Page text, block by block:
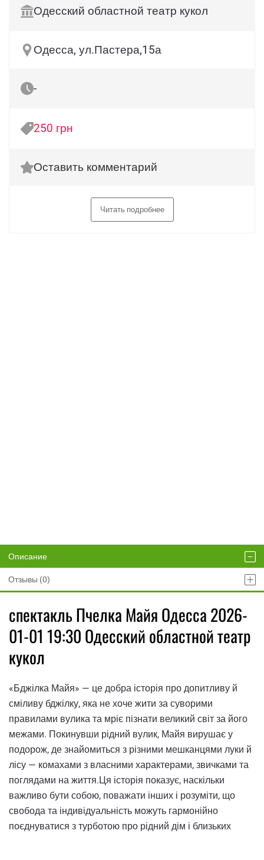
Одесский областной театр кукол
Одесса, ул.Пастера,15а
-
250 грн
Оставить комментарий
Читать подробнее
Описание
Отзывы (0)
спектакль Пчелка Майя Одесса 2026-
01-01 19:30 Одесский областной театр
кукол
«Бджілка Майя» — це добра історія про допитливу й
сміливу бджілку, яка не хоче жити за суворими
правилами вулика та мріє пізнати великий світ за його
межами. Покинувши рідний вулик, Майя вирушає у
подорож, де знайомиться з різними мешканцями луки й
лісу — комахами з власними характерами, звичками та
поглядами на життя.Ця історія показує, наскільки
важливо бути собою, поважати інших і розуміти, що
свобода та індивідуальність можуть гармонійно
поєднуватися з турботою про рідний дім і близьких